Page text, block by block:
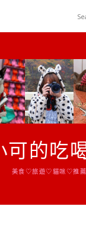
可的吃
美食♡旅遊♡貓咪♡推薦